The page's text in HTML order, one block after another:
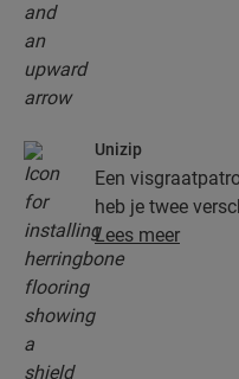
Unizip
Een
heb je twee
A en B, wat de
maakt. Niet bij
plank dat aan
Lees meer